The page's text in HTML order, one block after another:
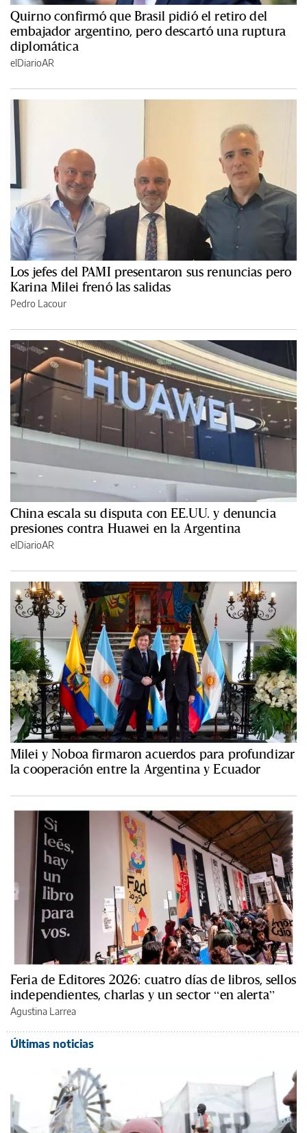
Quirno confirmó que Brasil pidió el retiro del
embajador argentino, pero descartó una ruptura
diplomática
elDiarioAR
Los jefes del PAMI presentaron sus renuncias pero
Karina Milei frenó las salidas
Pedro Lacour
China escala su disputa con EE.UU. y denuncia
presiones contra Huawei en la Argentina
elDiarioAR
Milei y Noboa firmaron acuerdos para profundizar
la cooperación entre la Argentina y Ecuador
Feria de Editores 2026: cuatro días de libros, sellos
independientes, charlas y un sector “en alerta”
Agustina Larrea
Últimas noticias